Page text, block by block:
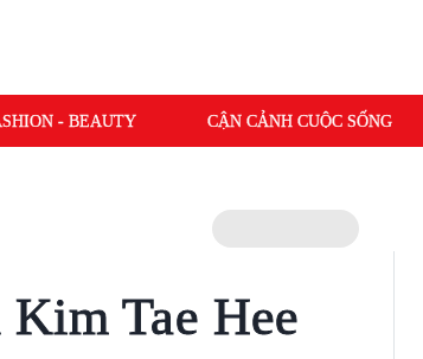
- BEAUTY CẬN CẢNH CUỘC SỐNG
Tae Hee